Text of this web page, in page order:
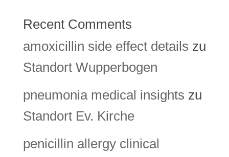
Recent Comments
amoxicillin side effect details zu
Standort Wupperbogen
pneumonia medical insights zu
Standort Ev. Kirche
penicillin allergy clinical